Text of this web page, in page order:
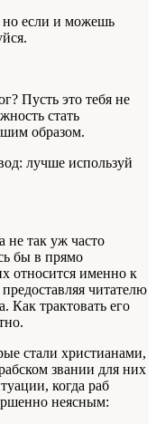
но если и можешь
Пусть это тебя не
стать
образом.
лучше используй
не так уж часто
бы в прямо
относится именно к
читателю
Как трактовать его
стали христианами,
звании для них
когда раб
неясным: